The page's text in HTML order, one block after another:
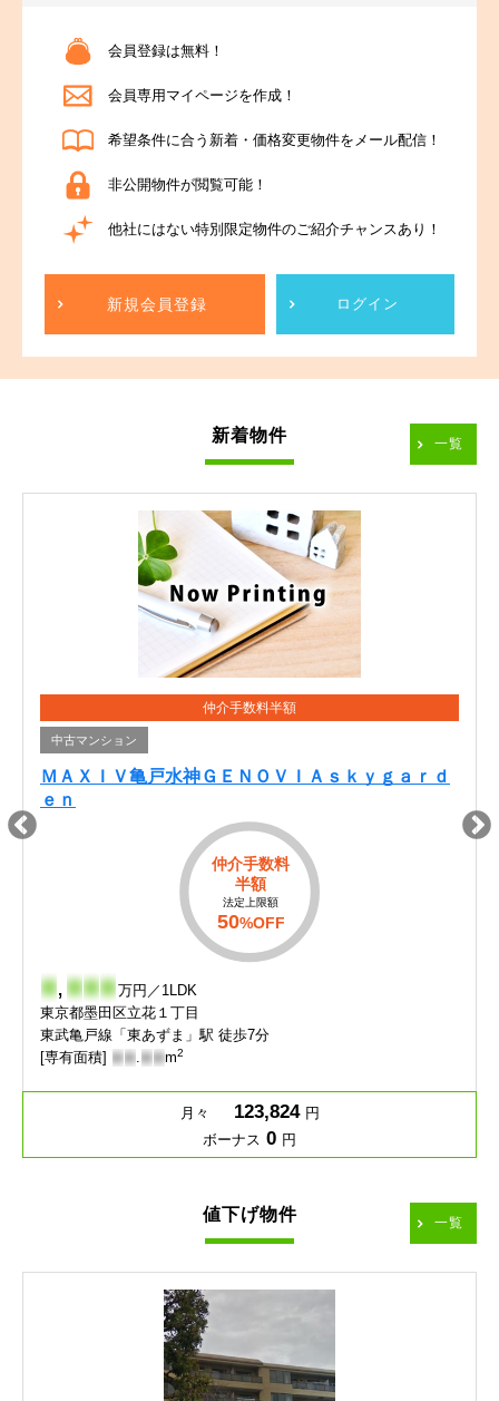
会員登録は無料！
会員専用マイページを作成！
希望条件に合う新着・価格変更物件をメール配信！
非公開物件が閲覧可能！
他社にはない特別限定物件のご紹介チャンスあり！
新規会員登録 ログイン
新着物件 一覧
仲介手数料半額
中古マンション
ＭＡＸＩＶ亀戸水神ＧＥＮＯＶＩＡｓｋｙｇａｒｄ
ｅｎ
仲介手数料
半額
法定上限額
50%OFF
- ,- - - 万円／1LDK
東京都墨田区立花１丁目
東武亀戸線「東あずま」駅 徒歩7分
[専有面積] - - .- - m2
月々 123,824 円
ボーナス 0 円
値下げ物件 一覧